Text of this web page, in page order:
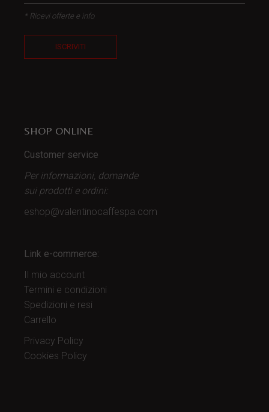
* Ricevi offerte e info
ISCRIVITI
SHOP ONLINE
Customer service
Per informazioni, domande
sui prodotti e ordini:
eshop@valentinocaffespa.com
Link e-commerce:
Il mio account
Termini e condizioni
Spedizioni e resi
Carrello
Privacy Policy
Cookies Policy